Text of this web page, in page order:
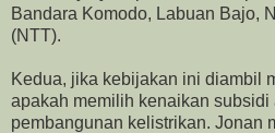
Bandara Komodo, Labuan Bajo,
(NTT).
Kedua, jika kebijakan ini diambil
apakah memilih kenaikan subsidi
pembangunan kelistrikan. Jonan